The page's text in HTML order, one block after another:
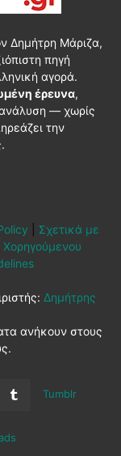
Δημήτρη Μάριζα,
πηγή
αγορά.
έρευνα,
— χωρίς
την
Σχετικά με
Δημήτρης
ανήκουν στους
Tumblr